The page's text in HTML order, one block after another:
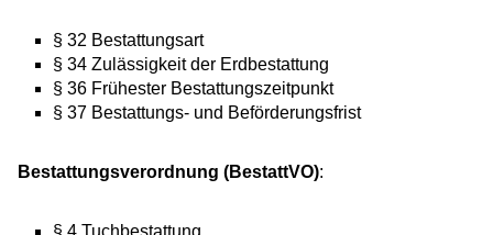
§ 32 Bestattungsart
§ 34 Zulässigkeit der Erdbestattung
§ 36 Frühester Bestattungszeitpunkt
§ 37 Bestattungs- und Beförderungsfrist
Bestattungsverordnung (BestattVO):